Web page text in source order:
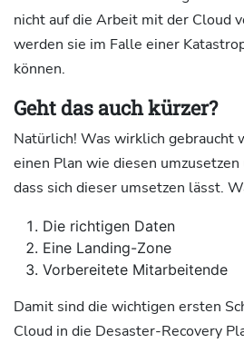
nicht auf die Arbeit mit der Cloud
werden sie im Falle einer
können.
Geht das auch kürzer?
Natürlich! Was wirklich gebraucht
einen Plan wie diesen
dass sich dieser umsetzen lässt.
Die richtigen Daten
Eine Landing-Zone
Vorbereitete Mitarbeitende
Damit sind die wichtigen ersten
Cloud in die Desaster-Recovery